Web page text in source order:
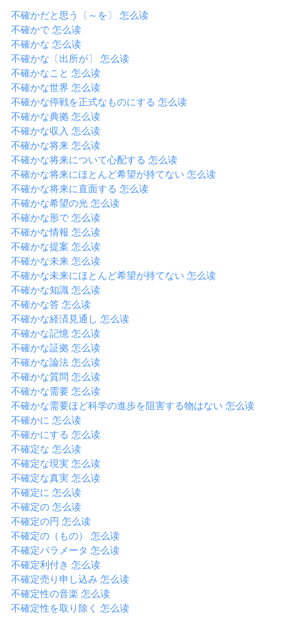
不確かだと思う〔～を〕 怎么读
不確かで 怎么读
不確かな 怎么读
不確かな〔出所が〕 怎么读
不確かなこと 怎么读
不確かな世界 怎么读
不確かな停戦を正式なものにする 怎么读
不確かな典拠 怎么读
不確かな収入 怎么读
不確かな将来 怎么读
不確かな将来について心配する 怎么读
不確かな将来にほとんど希望が持てない 怎么读
不確かな将来に直面する 怎么读
不確かな希望の光 怎么读
不確かな形で 怎么读
不確かな情報 怎么读
不確かな提案 怎么读
不確かな未来 怎么读
不確かな未来にほとんど希望が持てない 怎么读
不確かな知識 怎么读
不確かな答 怎么读
不確かな経済見通し 怎么读
不確かな記憶 怎么读
不確かな証拠 怎么读
不確かな論法 怎么读
不確かな質問 怎么读
不確かな需要 怎么读
不確かな需要ほど科学の進歩を阻害する物はない 怎么读
不確かに 怎么读
不確かにする 怎么读
不確定な 怎么读
不確定な現実 怎么读
不確定な真実 怎么读
不確定に 怎么读
不確定の 怎么读
不確定の円 怎么读
不確定の（もの） 怎么读
不確定パラメータ 怎么读
不確定利付き 怎么读
不確定売り申し込み 怎么读
不確定性の音楽 怎么读
不確定性を取り除く 怎么读